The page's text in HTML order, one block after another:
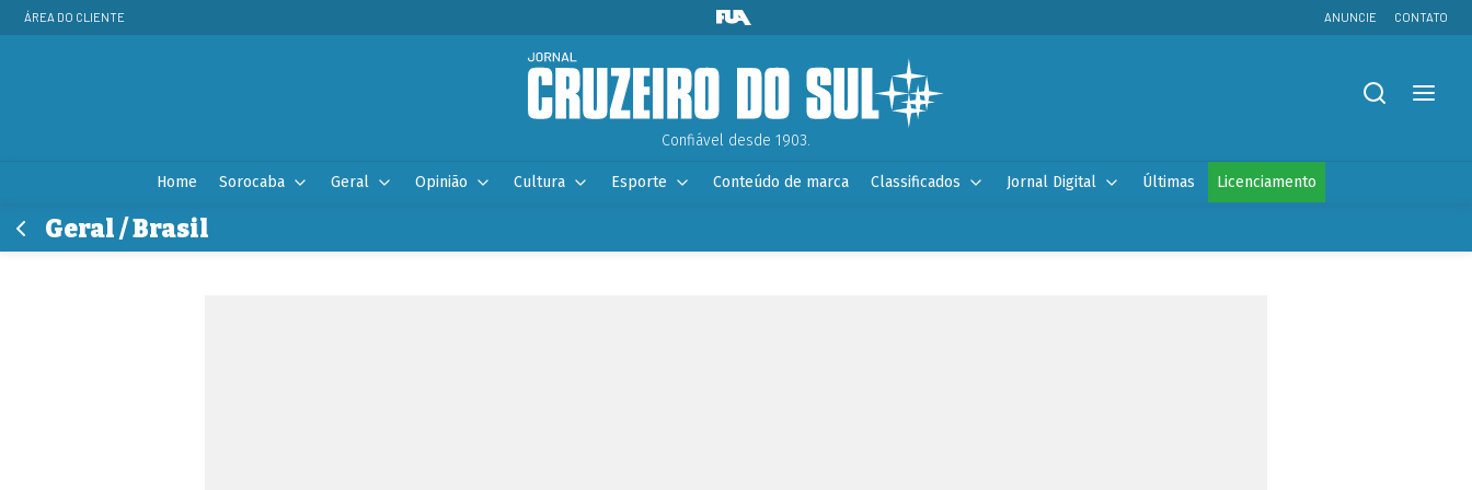
ÁREA DO CLIENTE ANUNCIE CONTATO
Confiável desde 1903.
Home Sorocaba Geral Opinião Cultura Esporte Conteúdo de marca Classificados Jornal Digital Últimas Licenciamento
Geral / Brasil